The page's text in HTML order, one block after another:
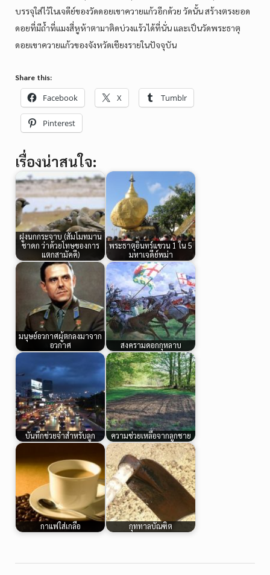
บรรจุใส่ไว้ในเจดีย์ของวัดดอยเขาควายแก้วอีกด้วย วัดนั้น สร้างตรงยอด
ดอยที่มีถ้ำที่แมงสี่หูห้าตามาติดบ่วงแร้วได้ที่นั่น และเป็นวัดพระธาตุ
ดอยเขาควายแก้วของจังหวัดเชียงรายในปัจจุบัน
Share this:
Facebook X Tumblr
Pinterest
เรื่องน่าสนใจ:
ฝูงนกกระจาบ (สัมโมทมาน
ชาดก ว่าด้วยโทษของการ
แตกสามัคคี)
พระธาตุอินทร์แขวน 1 ใน 5
มหาเจดีย์พม่า
มนุษย์อวกาศผู้ตกลงมาจาก
อวกาศ
สงครามดอกกุหลาบ
บันทึกช่วยจำสำหรับลูก ความช่วยเหลือจากลูกชาย
กาแฟใส่เกลือ กุททาลบัณฑิต